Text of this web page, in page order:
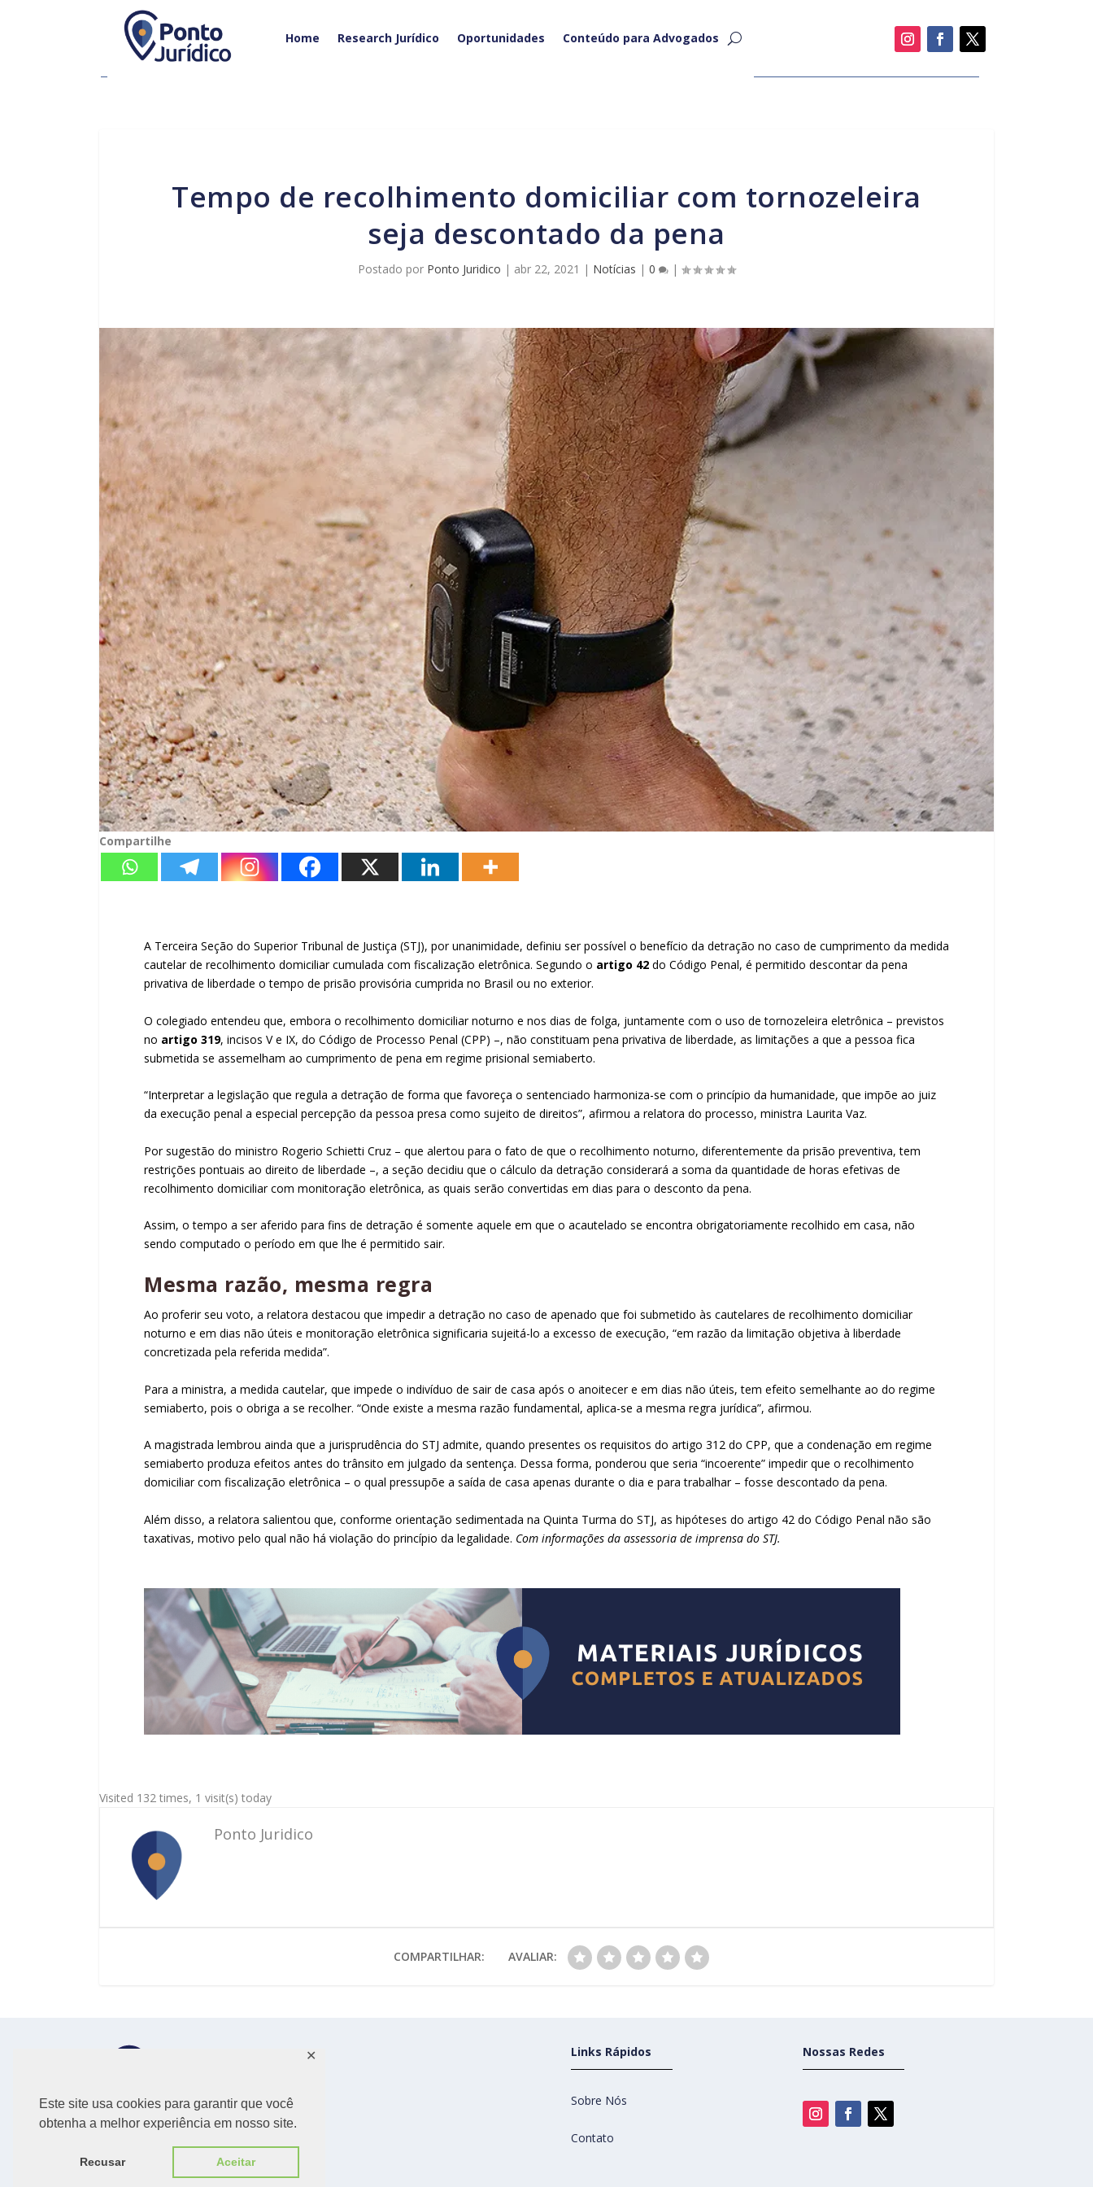
Este site usa cookies para garantir que você
obtenha a melhor experiência em nosso site.
Recusar Aceitar
✕
Home Research Jurídico Oportunidades Conteúdo para Advogados
Tempo de recolhimento domiciliar com tornozeleira
seja descontado da pena
Postado por Ponto Juridico | abr 22, 2021 | Notícias | 0 |
Compartilhe
A Terceira Seção do Superior Tribunal de Justiça (STJ), por unanimidade, definiu ser possível o benefício da detração no caso de cumprimento da medida
cautelar de recolhimento domiciliar cumulada com fiscalização eletrônica. Segundo o artigo 42 do Código Penal, é permitido descontar da pena
privativa de liberdade o tempo de prisão provisória cumprida no Brasil ou no exterior.
O colegiado entendeu que, embora o recolhimento domiciliar noturno e nos dias de folga, juntamente com o uso de tornozeleira eletrônica – previstos
no artigo 319, incisos V e IX, do Código de Processo Penal (CPP) –, não constituam pena privativa de liberdade, as limitações a que a pessoa fica
submetida se assemelham ao cumprimento de pena em regime prisional semiaberto.
“Interpretar a legislação que regula a detração de forma que favoreça o sentenciado harmoniza-se com o princípio da humanidade, que impõe ao juiz
da execução penal a especial percepção da pessoa presa como sujeito de direitos”, afirmou a relatora do processo, ministra Laurita Vaz.
Por sugestão do ministro Rogerio Schietti Cruz – que alertou para o fato de que o recolhimento noturno, diferentemente da prisão preventiva, tem
restrições pontuais ao direito de liberdade –, a seção decidiu que o cálculo da detração considerará a soma da quantidade de horas efetivas de
recolhimento domiciliar com monitoração eletrônica, as quais serão convertidas em dias para o desconto da pena.
Assim, o tempo a ser aferido para fins de detração é somente aquele em que o acautelado se encontra obrigatoriamente recolhido em casa, não
sendo computado o período em que lhe é permitido sair.
Mesma razão, mesma regra
Ao proferir seu voto, a relatora destacou que impedir a detração no caso de apenado que foi submetido às cautelares de recolhimento domiciliar
noturno e em dias não úteis e monitoração eletrônica significaria sujeitá-lo a excesso de execução, “em razão da limitação objetiva à liberdade
concretizada pela referida medida”.
Para a ministra, a medida cautelar, que impede o indivíduo de sair de casa após o anoitecer e em dias não úteis, tem efeito semelhante ao do regime
semiaberto, pois o obriga a se recolher. “Onde existe a mesma razão fundamental, aplica-se a mesma regra jurídica”, afirmou.
A magistrada lembrou ainda que a jurisprudência do STJ admite, quando presentes os requisitos do artigo 312 do CPP, que a condenação em regime
semiaberto produza efeitos antes do trânsito em julgado da sentença. Dessa forma, ponderou que seria “incoerente” impedir que o recolhimento
domiciliar com fiscalização eletrônica – o qual pressupõe a saída de casa apenas durante o dia e para trabalhar – fosse descontado da pena.
Além disso, a relatora salientou que, conforme orientação sedimentada na Quinta Turma do STJ, as hipóteses do artigo 42 do Código Penal não são
taxativas, motivo pelo qual não há violação do princípio da legalidade. Com informações da assessoria de imprensa do STJ.
Visited 132 times, 1 visit(s) today
Ponto Juridico
COMPARTILHAR: AVALIAR:
Links Rápidos
Sobre Nós
Contato
Nossas Redes